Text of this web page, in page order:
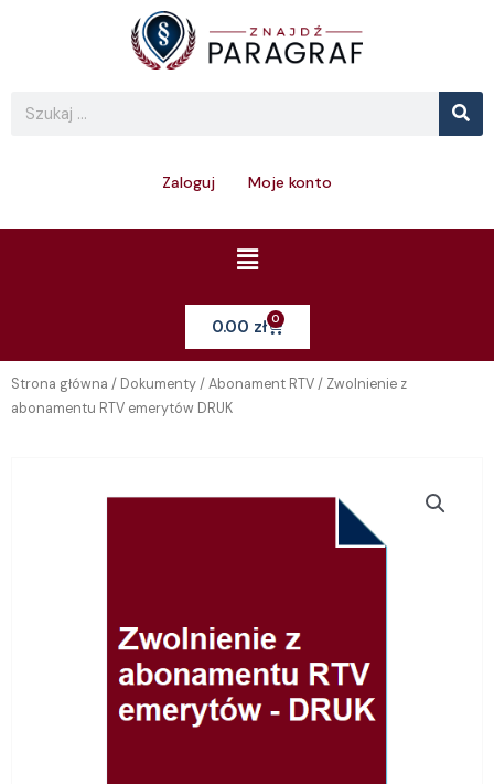
Search
Zaloguj Moje konto
Menu
0.00 zł 0Cart
Strona główna / Dokumenty/Abonament RTV/ Zwolnienie z
abonamentu RTV emerytów DRUK